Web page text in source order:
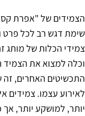
הצמידים של "אפרת
שימת דגש רב לכל פרט
צמידי הכלות של מותג
וכלה למצוא את הצמיד
התכשיטים האחרים, זה
לאירוע עצמו.
יותר, למושקע יותר,